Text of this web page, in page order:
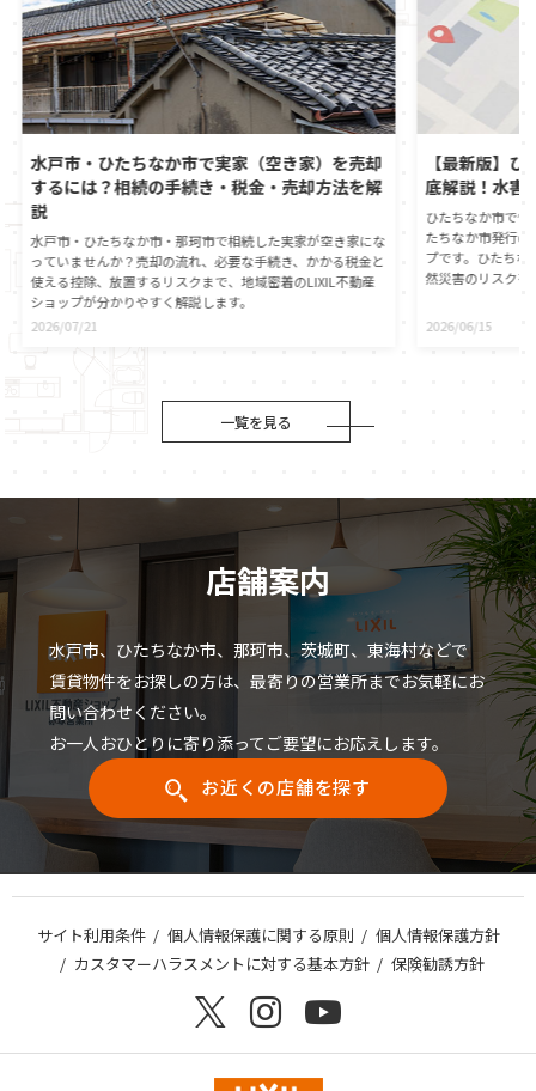
水戸市・ひたちなか市で実家（空き家）を売却
するには？相続の手続き・税金・売却方法を解
説
水戸市・ひたちなか市・那珂市で相続した実家が空き家にな
っていませんか？売却の流れ、必要な手続き、かかる税金と
使える控除、放置するリスクまで、地域密着のLIXIL不動産
ショップが分かりやすく解説します。
2026/07/21
【最新版】
底解説！水害
ひたちなか市で
たちなか市発行
プです。ひたち
然災害のリスク
動産の契約時に
2026/06/15
一覧を見る
店舗案内
水戸市、ひたちなか市、那珂市、茨城町、東海村などで
賃貸物件をお探しの方は、最寄りの営業所までお気軽にお
問い合わせください。
お一人おひとりに寄り添ってご要望にお応えします。
お近くの店舗を探す
サイト利用条件 個人情報保護に関する原則
個人情報保護方針
カスタマーハラスメントに対する基本方針
保険勧誘方針